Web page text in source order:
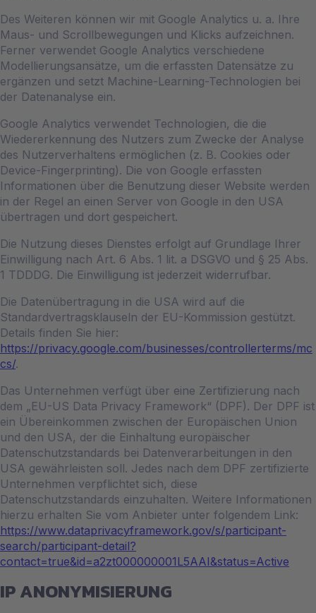
Des Weiteren können wir mit Google Analytics u. a. Ihre
Maus- und Scrollbewegungen und Klicks aufzeichnen.
Ferner verwendet Google Analytics verschiedene
Modellierungsansätze, um die erfassten Datensätze zu
ergänzen und setzt Machine-Learning-Technologien bei
der Datenanalyse ein.
Google Analytics verwendet Technologien, die die
Wiedererkennung des Nutzers zum Zwecke der Analyse
des Nutzerverhaltens ermöglichen (z. B. Cookies oder
Device-Fingerprinting). Die von Google erfassten
Informationen über die Benutzung dieser Website werden
in der Regel an einen Server von Google in den USA
übertragen und dort gespeichert.
Die Nutzung dieses Dienstes erfolgt auf Grundlage Ihrer
Einwilligung nach Art. 6 Abs. 1 lit. a DSGVO und § 25 Abs.
1 TDDDG. Die Einwilligung ist jederzeit widerrufbar.
Die Datenübertragung in die USA wird auf die
Standardvertragsklauseln der EU-Kommission gestützt.
Details finden Sie hier:
https://privacy.google.com/businesses/controllerterms/mc
cs/.
Das Unternehmen verfügt über eine Zertifizierung nach
dem „EU-US Data Privacy Framework“ (DPF). Der DPF ist
ein Übereinkommen zwischen der Europäischen Union
und den USA, der die Einhaltung europäischer
Datenschutzstandards bei Datenverarbeitungen in den
USA gewährleisten soll. Jedes nach dem DPF zertifizierte
Unternehmen verpflichtet sich, diese
Datenschutzstandards einzuhalten. Weitere Informationen
hierzu erhalten Sie vom Anbieter unter folgendem Link:
https://www.dataprivacyframework.gov/s/participant-
search/participant-detail?
contact=true&id=a2zt000000001L5AAI&status=Active
IP ANONYMISIERUNG